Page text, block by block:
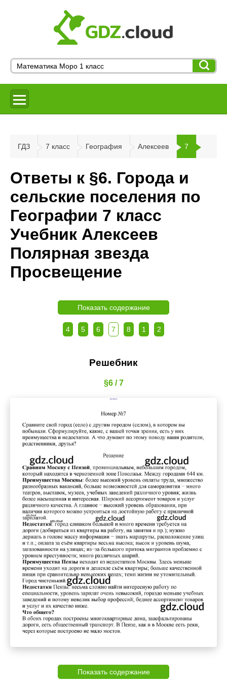
ГДЗ 7 класс География Алексеев 7
Ответы к §6. Города и
сельские поселения по
Географии 7 класс
Учебник Алексеев
Полярная звезда
Просвещение
Показать содержание
4 5 6 7 8 1 2
Решебник
§6 / 7
Показать содержание